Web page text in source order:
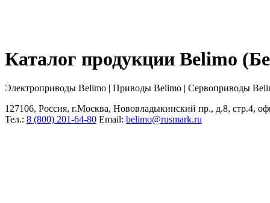
Каталог продукции Belimo
Электроприводы Belimo | Приводы Belimo | Сервоприводы
127106, Россия, г.Москва, Нововладыкинский пр., д.8, стр.4,
Тел.: 8 (800) 201-64-80 Еmail: belimo@rusmark.ru